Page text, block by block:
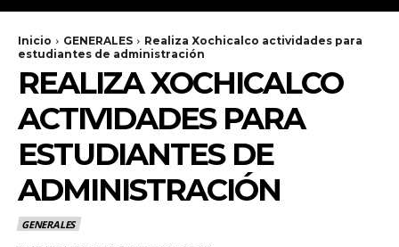
Inicio GENERALES
Realiza Xochicalco actividades para
estudiantes de administración
REALIZA XOCHICALCO
ACTIVIDADES PARA
ESTUDIANTES DE
ADMINISTRACIÓN
GENERALES